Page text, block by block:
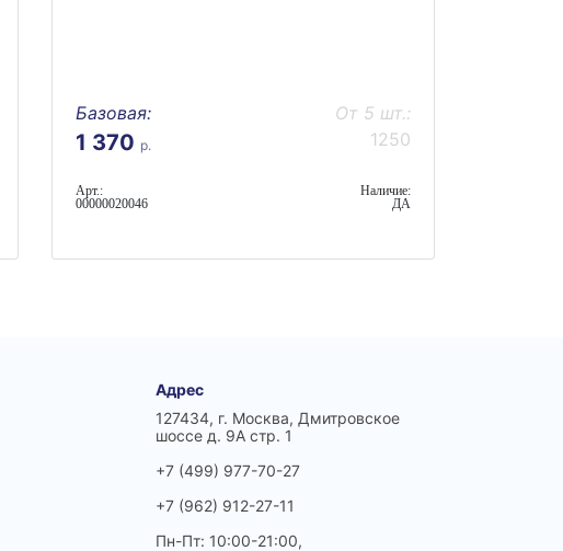
Базовая:
1 370 р.
От 5 шт.:
1250
Арт.:
00000020046
Наличие:
ДА
Адрес
127434, г. Москва, Дмитровское
шоссе д. 9А стр. 1
+7 (499) 977-70-27
+7 (962) 912-27-11
Пн-Пт: 10:00-21:00,